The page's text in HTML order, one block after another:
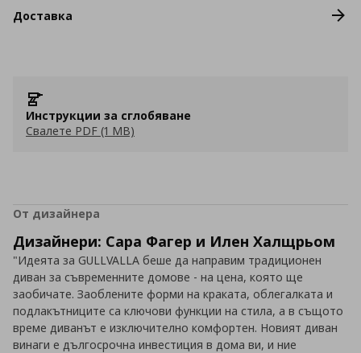
Доставка
Инструкции за сглобяване
Свалете PDF (1 MB)
От дизайнера
Дизайнери: Сара Фагер и Илен Халщрьом
"Идеята за GULLVALLA беше да направим традиционен
диван за съвременните домове - на цена, която ще
заобичате. Заоблените форми на краката, облегалката и
подлакътниците са ключови функции на стила, а в същото
време диванът е изключително комфортен. Новият диван
винаги е дългосрочна инвестиция в дома ви, и ние